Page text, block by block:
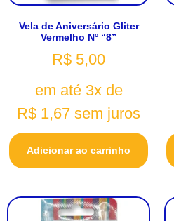
Vela de Aniversário Gliter
Vermelho Nº “8”
R$ 5,00
em até 3x de
R$ 1,67 sem juros
Adicionar ao carrinho